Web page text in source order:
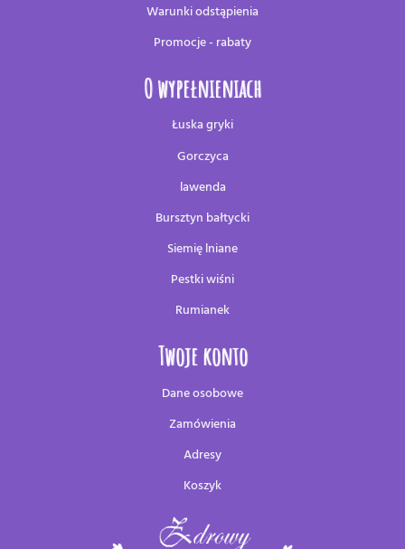
Warunki odstąpienia
Promocje - rabaty
O wypełnieniach
Łuska gryki
Gorczyca
lawenda
Bursztyn bałtycki
Siemię lniane
Pestki wiśni
Rumianek
Twoje konto
Dane osobowe
Zamówienia
Adresy
Koszyk